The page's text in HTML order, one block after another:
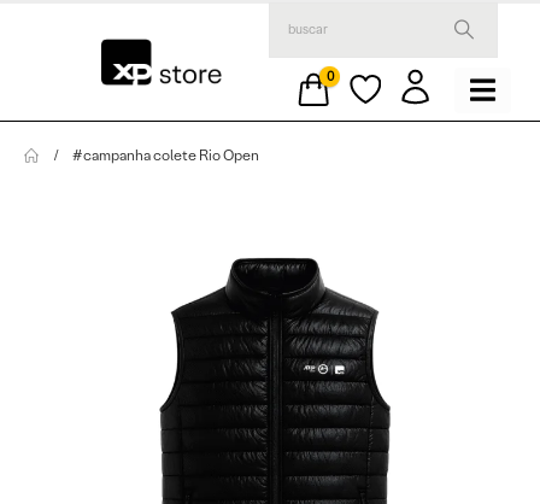
0
#campanha colete Rio Open